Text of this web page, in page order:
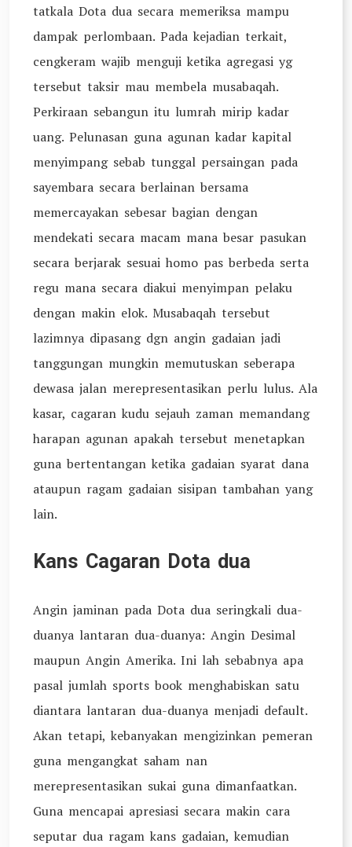
tatkala Dota dua secara memeriksa mampu
dampak perlombaan. Pada kejadian terkait,
cengkeram wajib menguji ketika agregasi yg
tersebut taksir mau membela musabaqah.
Perkiraan sebangun itu lumrah mirip kadar
uang. Pelunasan guna agunan kadar kapital
menyimpang sebab tunggal persaingan pada
sayembara secara berlainan bersama
memercayakan sebesar bagian dengan
mendekati secara macam mana besar pasukan
secara berjarak sesuai homo pas berbeda serta
regu mana secara diakui menyimpan pelaku
dengan makin elok. Musabaqah tersebut
lazimnya dipasang dgn angin gadaian jadi
tanggungan mungkin memutuskan seberapa
dewasa jalan merepresentasikan perlu lulus. Ala
kasar, cagaran kudu sejauh zaman memandang
harapan agunan apakah tersebut menetapkan
guna bertentangan ketika gadaian syarat dana
ataupun ragam gadaian sisipan tambahan yang
lain.
Kans Cagaran Dota dua
Angin jaminan pada Dota dua seringkali dua-
duanya lantaran dua-duanya: Angin Desimal
maupun Angin Amerika. Ini lah sebabnya apa
pasal jumlah sports book menghabiskan satu
diantara lantaran dua-duanya menjadi default.
Akan tetapi, kebanyakan mengizinkan pemeran
guna mengangkat saham nan
merepresentasikan sukai guna dimanfaatkan.
Guna mencapai apresiasi secara makin cara
seputar dua ragam kans gadaian, kemudian